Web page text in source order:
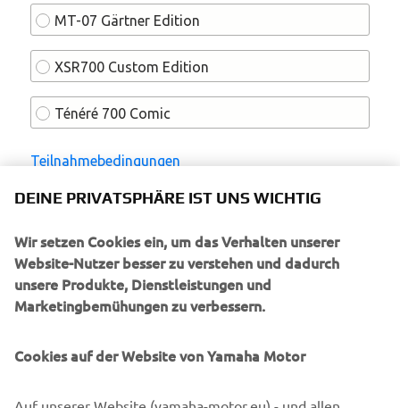
DEINE PRIVATSPHÄRE IST UNS WICHTIG
Wir setzen Cookies ein, um das Verhalten unserer
Website-Nutzer besser zu verstehen und dadurch
unsere Produkte, Dienstleistungen und
Marketingbemühungen zu verbessern.
Cookies auf der Website von Yamaha Motor